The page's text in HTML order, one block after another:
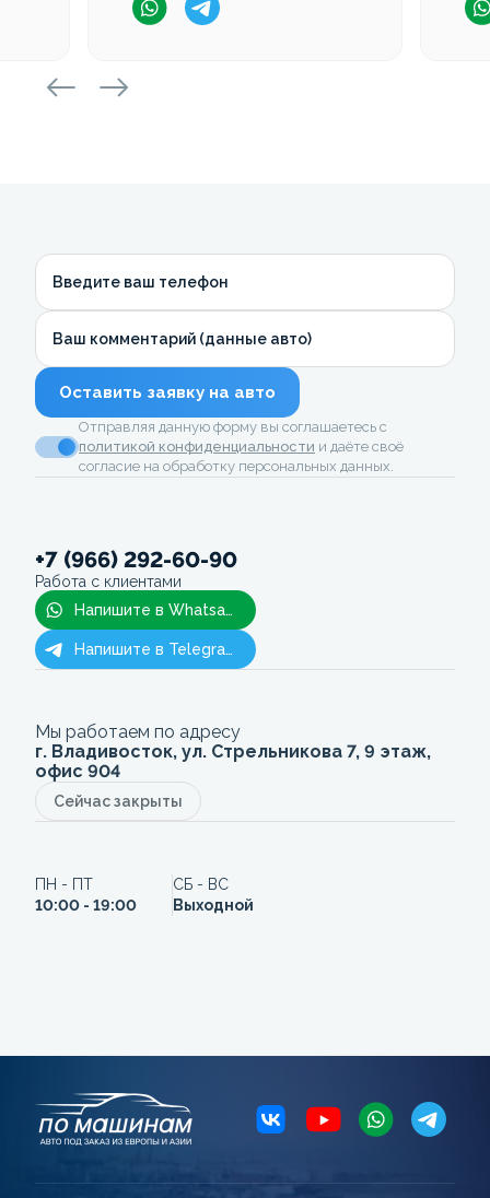
Введите ваш телефон
Ваш комментарий (данные авто)
Оставить заявку на авто
Отправляя данную форму вы соглашаетесь с
политикой конфиденциальности и даёте своё
согласие на обработку персональных данных.
+7 (966) 292-60-90
Работа с клиентами
Напишите в Whatsapp
Напишите в Telegram
Мы работаем по адресу
г. Владивосток, ул. Стрельникова 7, 9 этаж,
офис 904
Сейчас закрыты
ПН - ПТ
10:00 - 19:00
СБ - ВС
Выходной